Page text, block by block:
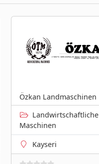
Özkan Landmaschinen
Landwirtschaftliche
Maschinen
Kayseri